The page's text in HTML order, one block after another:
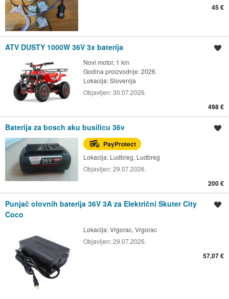
45 €
ATV DUSTY 1000W 36V 3x baterija
Novi motor, 1 km
Godina proizvodnje: 2026.
Lokacija:Slovenija
Objavljen:30.07.2026.
498 €
Baterija za bosch aku busilicu 36v
PayProtect
Lokacija: Ludbreg, Ludbreg
Objavljen:29.07.2026.
200 €
Punjač olovnih baterija 36V 3A za Električni Skuter City
Coco
Lokacija:Vrgorac, Vrgorac
Objavljen:29.07.2026.
57,07 €